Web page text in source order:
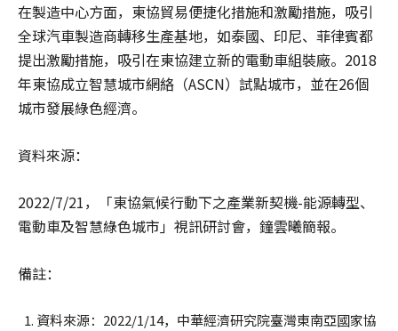
在製造中心方面，東協貿易便捷化措施和激勵措施，吸引
全球汽車製造商轉移生產基地，如泰國、印尼、菲律賓都
提出激勵措施，吸引在東協建立新的電動車組裝廠。2018
年東協成立智慧城市網絡（ASCN）試點城市，並在26個
城市發展綠色經濟。
資料來源：
2022/7/21，「東協氣候行動下之產業新契機-能源轉型、
電動車及智慧綠色城市」視訊研討會，鐘雲曦簡報。
備註：
資料來源：2022/1/14，中華經濟研究院臺灣東南亞國家協